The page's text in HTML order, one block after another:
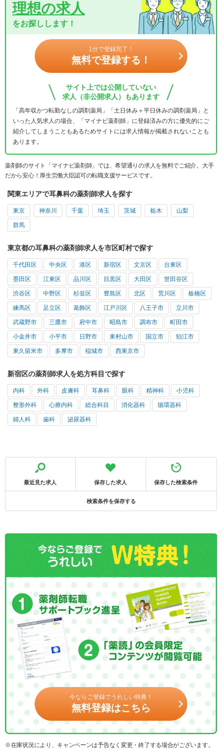
理想の求人
をお探しします！
1分で登録完了！
無料で登録する！
サイト上では公開していない
求人（非公開求人）もあります
「高年収かつ転勤なしの調剤薬局」「土日休み＋平日休みの調剤薬局」と
いった人気求人の場合、「マイナビ薬剤師」に登録済みの方に優先的にご
紹介してしまうこともあるためサイトには求人情報が掲載されないことも
あります。
薬剤師のサイト「マイナビ薬剤師」では、希望通りの求人を無料でご紹介。大手
だから安心！厚生労働大臣認可の転職支援サービスです。
関東エリアで耳鼻科の薬剤師求人を探す
東京 神奈川 千葉 埼玉 茨城 栃木 山梨
群馬
東京都の耳鼻科の薬剤師求人を市区町村で探す
千代田区 中央区 港区 新宿区 文京区 台東区
墨田区 江東区 品川区 目黒区 大田区 世田谷区
渋谷区 中野区 杉並区 豊島区 北区 荒川区 板橋区
練馬区 足立区 葛飾区 江戸川区 八王子市 立川市
武蔵野市 三鷹市 府中市 昭島市 調布市 町田市
小金井市 小平市 日野市 東村山市 国立市 狛江市
東久留米市 多摩市 稲城市 西東京市
新宿区の薬剤師求人を処方科目で探す
内科 外科 皮膚科 耳鼻科 眼科 精神科 小児科
整形外科 心療内科 総合科目 消化器科 循環器科
婦人科 歯科 泌尿器科
最近見た求人 保存した求人 保存した検索条件
検索条件を保存する
今ならご登録でうれしい特典！
無料登録はこちら
※在庫状況により、キャンペーンは予告なく変更・終了する場合がございます。